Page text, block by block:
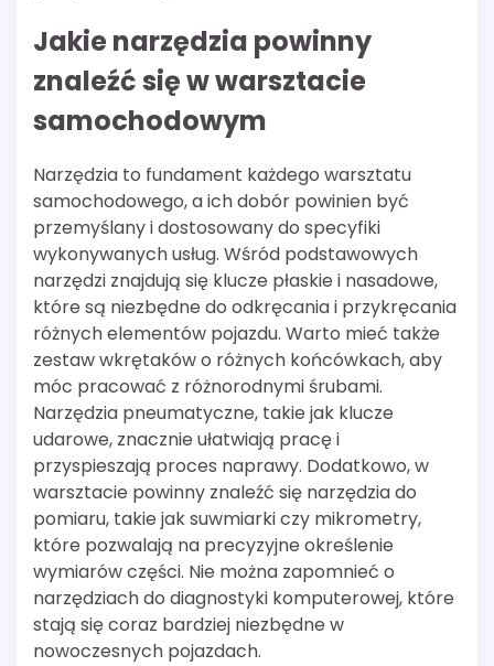
Jakie narzędzia powinny
znaleźć się w warsztacie
samochodowym
Narzędzia to fundament każdego warsztatu
samochodowego, a ich dobór powinien być
przemyślany i dostosowany do specyfiki
wykonywanych usług. Wśród podstawowych
narzędzi znajdują się klucze płaskie i nasadowe,
które są niezbędne do odkręcania i przykręcania
różnych elementów pojazdu. Warto mieć także
zestaw wkrętaków o różnych końcówkach, aby
móc pracować z różnorodnymi śrubami.
Narzędzia pneumatyczne, takie jak klucze
udarowe, znacznie ułatwiają pracę i
przyspieszają proces naprawy. Dodatkowo, w
warsztacie powinny znaleźć się narzędzia do
pomiaru, takie jak suwmiarki czy mikrometry,
które pozwalają na precyzyjne określenie
wymiarów części. Nie można zapomnieć o
narzędziach do diagnostyki komputerowej, które
stają się coraz bardziej niezbędne w
nowoczesnych pojazdach.